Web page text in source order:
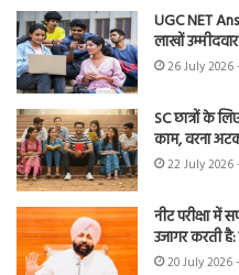
UGC NET
लाखों
26 July 2026
SC छात्रों के
काम, वरना
22 July 2026
नीट परीक्षा में
उजागर करती है:
20 July 2026